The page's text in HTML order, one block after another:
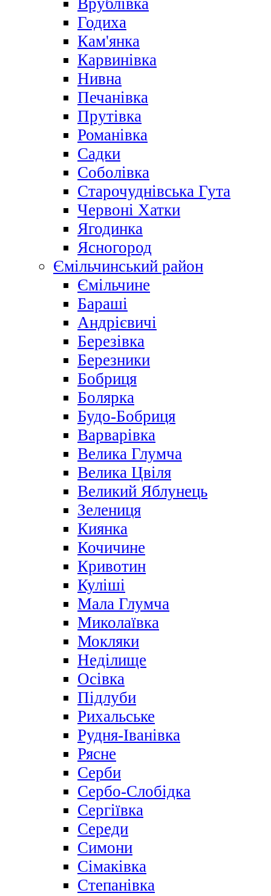
Врублівка
Годиха
Кам'янка
Карвинівка
Нивна
Печанівка
Прутівка
Романівка
Садки
Соболівка
Старочуднівська Гута
Червоні Хатки
Ягодинка
Ясногород
Ємільчинський район
Ємільчине
Бараші
Андрієвичі
Березівка
Березники
Бобриця
Болярка
Будо-Бобриця
Варварівка
Велика Глумча
Велика Цвіля
Великий Яблунець
Зелениця
Киянка
Кочичине
Кривотин
Куліші
Мала Глумча
Миколаївка
Мокляки
Неділище
Осівка
Підлуби
Рихальське
Рудня-Іванівка
Рясне
Серби
Сербо-Слобідка
Сергіївка
Середи
Симони
Сімаківка
Степанівка